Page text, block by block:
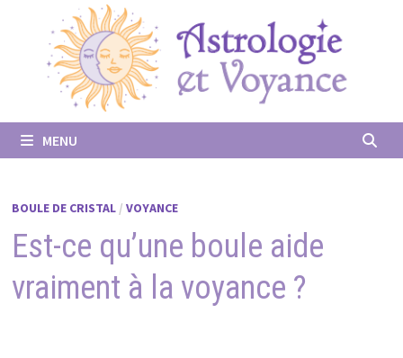
contenu
MENU
BOULE DE CRISTAL/ VOYANCE
Est-ce qu’une boule aide
vraiment à la voyance ?